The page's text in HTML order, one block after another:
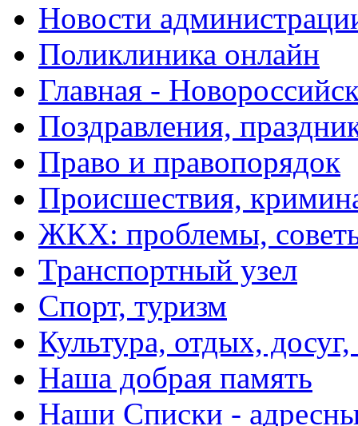
Новости
Поликлиника онлайн
Главная -
Поздравления,
Право и правопорядок
Происшествия,
ЖКХ: проблемы,
Транспортный узел
Спорт, туризм
Культура, отдых,
Наша добрая память
Наши Списки -